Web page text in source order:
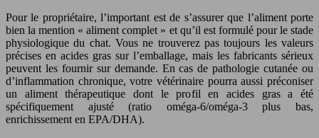
Pour le propriétaire, l’important est de s’assurer que l’aliment porte
bien la mention « aliment complet » et qu’il est formulé pour le stade
physiologique du chat. Vous ne trouverez pas toujours les valeurs
précises en acides gras sur l’emballage, mais les fabricants sérieux
peuvent les fournir sur demande. En cas de pathologie cutanée ou
d’inflammation chronique, votre vétérinaire pourra aussi préconiser
un aliment thérapeutique dont le profil en acides gras a été
spécifiquement ajusté (ratio oméga-6/oméga-3 plus bas,
enrichissement en EPA/DHA).